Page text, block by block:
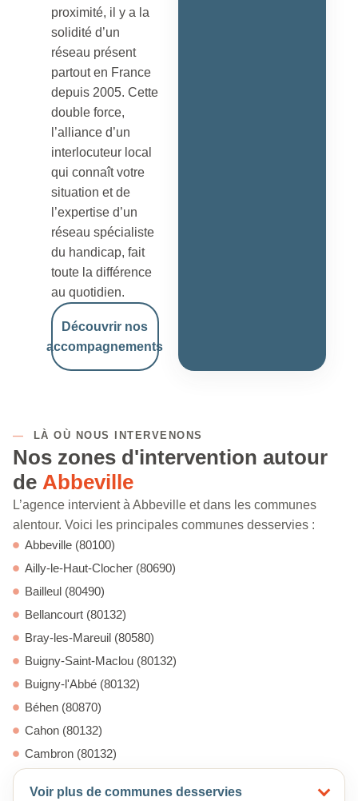
proximité, il y a la
solidité d’un
réseau présent
partout en France
depuis 2005. Cette
double force,
l’alliance d’un
interlocuteur local
qui connaît votre
situation et de
l’expertise d’un
réseau spécialiste
du handicap, fait
toute la différence
au quotidien.
Découvrir nos
accompagnements
— LÀ OÙ NOUS INTERVENONS
Nos zones d'intervention autour
de Abbeville
L’agence intervient à Abbeville et dans les communes
alentour. Voici les principales communes desservies :
Abbeville (80100)
Ailly-le-Haut-Clocher (80690)
Bailleul (80490)
Bellancourt (80132)
Bray-les-Mareuil (80580)
Buigny-Saint-Maclou (80132)
Buigny-l'Abbé (80132)
Béhen (80870)
Cahon (80132)
Cambron (80132)
Voir plus de communes desservies